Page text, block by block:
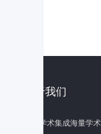
关于我们
百度学术集成海量学